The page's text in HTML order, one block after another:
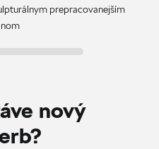
prepracovanejším
nový